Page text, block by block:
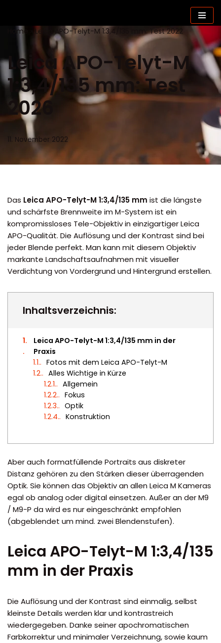
Zum
springen
Home Leica APO-Telyt-M 1:3,4/135 mm: Test 2022
Leica APO-Telyt-M
1:3,4/135 mm: Test
2026
11. November 2022
Das Leica APO-Telyt-M 1:3,4/135 mm ist die längste
und schärfste Brennweite im M-System ist ein
kompromissloses Tele-Objektiv in einzigartiger Leica
APO-Qualität. Die Auflösung und der Kontrast sind bei
jeder Blende perfekt. Man kann mit diesem Objektiv
markante Landschaftsaufnahmen mit visueller
Verdichtung von Vordergrund und Hintergrund erstellen.
Inhaltsverzeichnis:
1.
Leica APO-Telyt-M 1:3,4/135 mm in der
Praxis
1.1.
Fotos mit dem Leica APO-Telyt-M
1.2.
Alles Wichtige in Kürze
1.2.1.
Allgemein
1.2.2.
Fokus
1.2.3.
Optik
1.2.4.
Konstruktion
Aber auch formatfüllende Portraits aus diskreter
Distanz gehören zu den Stärken dieser überragenden
Optik. Sie können das Objektiv an allen Leica M Kameras
egal ob analog oder digital einsetzen. Außer an der M9
/ M9-P da wird es nur eingeschränkt empfohlen
(abgeblendet um mind. zwei Blendenstufen).
Leica APO-Telyt-M 1:3,4/135
mm in der Praxis
Die Auflösung und der Kontrast sind einmalig, selbst
kleinste Details werden klar und kontrastreich
wiedergegeben. Danke seiner apochromatischen
Farbkorrektur und minimaler Verzeichnung, sowie kaum